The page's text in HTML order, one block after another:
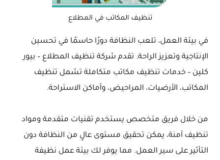
تنظيف المكاتب في المطلاع
في بيئة العمل، تلعب النظافة دورًا حاسمًا في تحسين
الإنتاجية وتعزيز الراحة. تقدم شركة تنظيف المطلاع – بيور
كلين – خدمات تنظيف مكاتب متكاملة تشمل تنظيف
المكاتب، الأرضيات، المراحيض، وأماكن الاستراحة.
من خلال فريق متخصص يستخدم تقنيات متقدمة ومواد
تنظيف آمنة، يمكن تحقيق مستوى عالٍ من النظافة دون
التأثير على سير العمل. مما يوفر لك بيئة عمل نظيفة